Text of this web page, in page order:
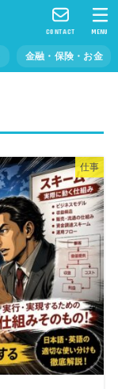
金融・保険・お金
CONTACT MENU
仕事